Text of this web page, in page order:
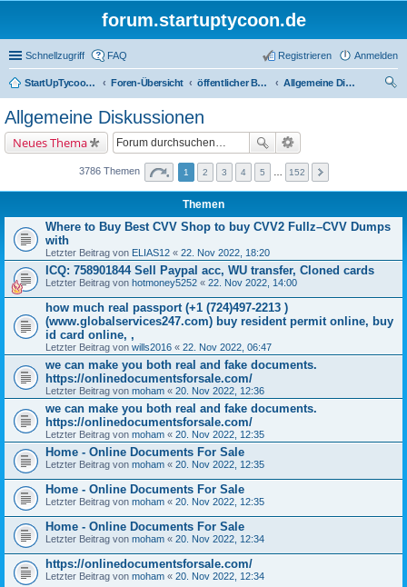
forum.startuptycoon.de
Schnellzugriff FAQ Anmelden
Registrieren
StartUpTycoon Forum Foren-Übersicht öffentlicher Bereich
Allgemeine Diskussionen
Allgemeine Diskussionen
Neues Thema
3786 Themen 1 2 3 4 5 152
Themen
Where to Buy Best CVV Shop to buy CVV2 Fullz–CVV Dumps
with
Letzter Beitrag von ELIAS12 « 22. Nov 2022, 18:20
ICQ: 758901844 Sell Paypal acc, WU transfer, Cloned cards
Letzter Beitrag von hotmoney5252 « 22. Nov 2022, 14:00
how much real passport (+1 (724)497-2213 )
(www.globalservices247.com) buy resident permit online, buy
id card online, ,
Letzter Beitrag von wills2016 « 22. Nov 2022, 06:47
we can make you both real and fake documents.
https://onlinedocumentsforsale.com/
Letzter Beitrag von moham « 20. Nov 2022, 12:36
we can make you both real and fake documents.
https://onlinedocumentsforsale.com/
Letzter Beitrag von moham « 20. Nov 2022, 12:35
Home - Online Documents For Sale
Letzter Beitrag von moham « 20. Nov 2022, 12:35
Home - Online Documents For Sale
Letzter Beitrag von moham « 20. Nov 2022, 12:35
Home - Online Documents For Sale
Letzter Beitrag von moham « 20. Nov 2022, 12:34
https://onlinedocumentsforsale.com/
Letzter Beitrag von moham « 20. Nov 2022, 12:34